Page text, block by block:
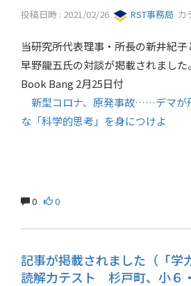
投稿日時 : 2021/02/26 RST事務局 カ
当研究所代表理事・所長の新井紀
早野龍五氏の対談が掲載されました。
Book Bang 2月25日付
新型コロナ、原発事故……デマが
な「科学的思考」を身につけよ
0 0
記事が掲載されました（「学
読解力テスト 杉戸町、小